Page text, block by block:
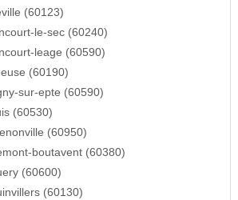
(60123)
le-sec (60240)
leage (60590)
(60190)
sur-epte (60590)
(60530)
(60950)
boutavent (60380)
(60600)
(60130)